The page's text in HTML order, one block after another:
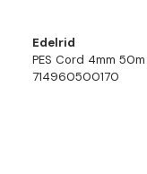
Edelrid
PES Cord 4mm
714960500170